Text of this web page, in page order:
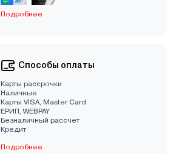
Подробнее
Способы оплаты
Карты рассрочки
Наличные
Карты VISA, Master Card
EРИП, WEBPAY
Безналичный рассчет
Кредит
Подробнее